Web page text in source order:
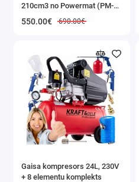
210cm3 no Powermat (PM-
550.00€ 690.00€
Gaisa kompresors 24L, 230V
+ 8 elementu komplekts